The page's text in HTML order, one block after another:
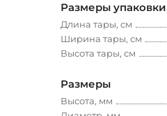
Размеры упаковки
Длина тары, см
Ширина тары, см
Высота тары, см
Размеры
Высота, мм